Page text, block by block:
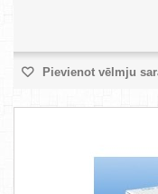
Pievienot vēlmju